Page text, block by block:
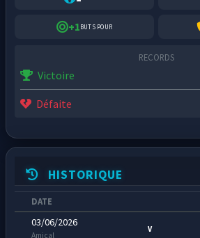
+1BUTS POUR
RECORDS
Victoire
Défaite
HISTORIQUE
DATE
03/06/2026
Amical
V